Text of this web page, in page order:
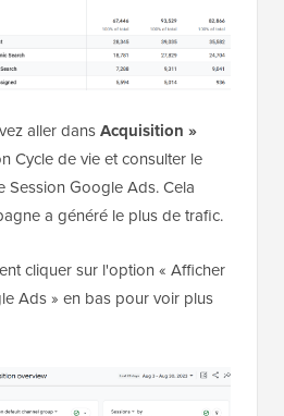
aller dansAcquisition »
Cycle de vie et consulter le
Google Ads. Cela
a généré le plus de trafic.
cliquer sur l'option « Afficher
Ads » en bas pour voir plus